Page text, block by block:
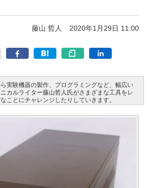
藤山 哲人 2020年1月29日 11:00
実験機器の製作、プログラミングなど、幅広い
カルライター藤山哲人氏がさまざまな工具をレ
ことにチャレンジしたりしていきます。